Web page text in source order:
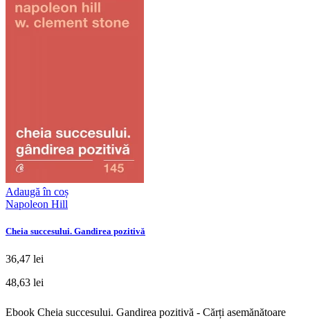
Adaugă în coș
Napoleon Hill
Cheia succesului. Gandirea pozitivă
36,47 lei
48,63 lei
Ebook Cheia succesului. Gandirea pozitivă - Cărți asemănătoare